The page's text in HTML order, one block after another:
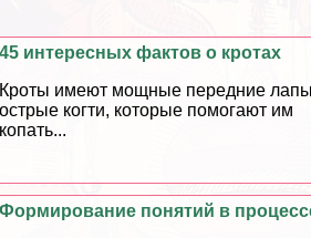
45 интересных фактов о кротах
Кроты имеют мощные передние
острые когти, которые помогают им
копать...
Формирование понятий в